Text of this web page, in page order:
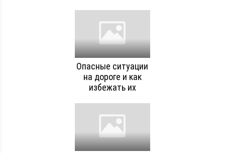
Опасные ситуации
на дороге и как
избежать их